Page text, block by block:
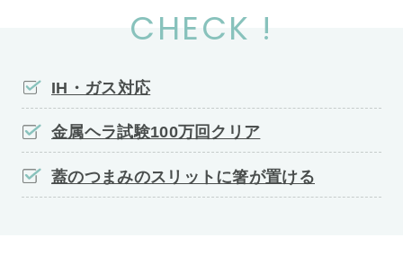
CHECK !
IH・ガス対応
金属ヘラ試験100万回クリア
蓋のつまみのスリットに箸が置ける